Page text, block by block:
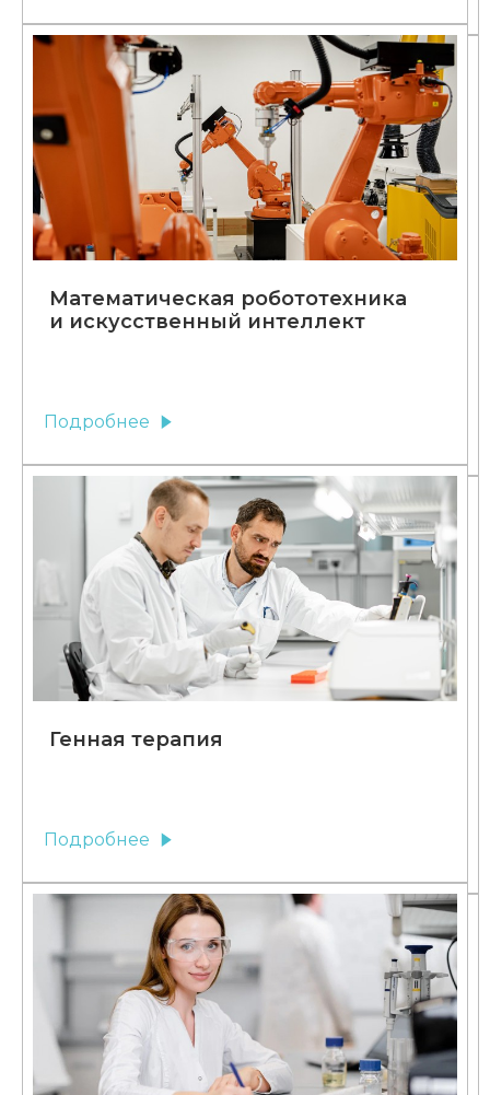
Математическая робототехника
и искусственный интеллект
Подробнее
Генная терапия
Подробнее